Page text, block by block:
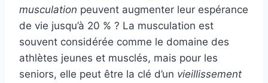
musculation peuvent augmenter leur espérance
de vie jusqu’à 20 % ? La musculation est
souvent considérée comme le domaine des
athlètes jeunes et musclés, mais pour les
seniors, elle peut être la clé d’un vieillissement